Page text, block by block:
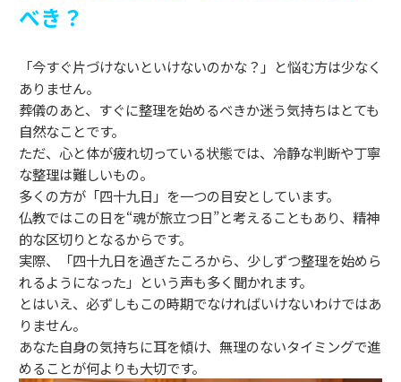
べき？
「今すぐ片づけないといけないのかな？」と悩む方は少なく
ありません。
葬儀のあと、すぐに整理を始めるべきか迷う気持ちはとても
自然なことです。
ただ、心と体が疲れ切っている状態では、冷静な判断や丁寧
な整理は難しいもの。
多くの方が「四十九日」を一つの目安としています。
仏教ではこの日を“魂が旅立つ日”と考えることもあり、精神
的な区切りとなるからです。
実際、「四十九日を過ぎたころから、少しずつ整理を始めら
れるようになった」という声も多く聞かれます。
とはいえ、必ずしもこの時期でなければいけないわけではあ
りません。
あなた自身の気持ちに耳を傾け、無理のないタイミングで進
めることが何よりも大切です。